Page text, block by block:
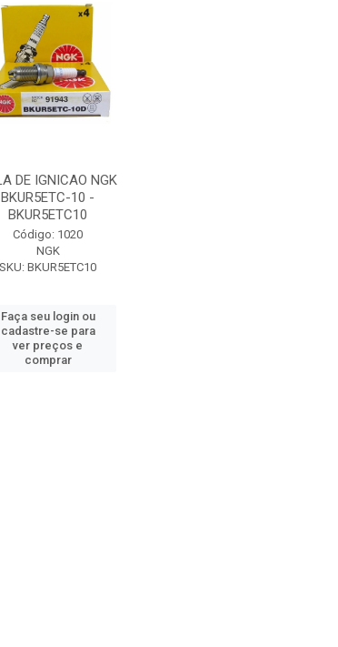
DE IGNICAO NGK
BKUR5ETC-10 -
BKUR5ETC10
Código: 1020
NGK
SKU: BKUR5ETC10
Faça seu login ou
cadastre-se para
ver preços e
comprar